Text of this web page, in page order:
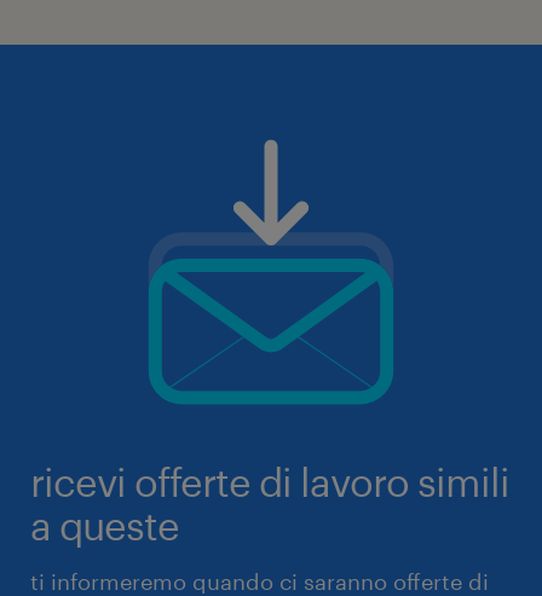
ricevi offerte di lavoro simili
a queste
ti informeremo quando ci saranno offerte di